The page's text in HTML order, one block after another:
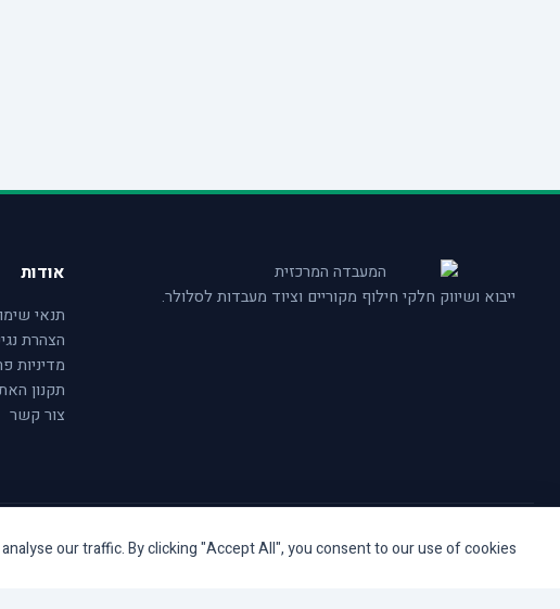
our traffic. By clicking "Accept All", you consent to our use of cookies.
ייבוא ושיווק חלקי חילוף מקוריים וציוד מעבדות לסלולר.
אודות
תנאי
הצהרת
מדיניות
תקנון
צור קשר
© המעבדה המרכזית TAS ISRAEL. כל הזכויות שמורות.